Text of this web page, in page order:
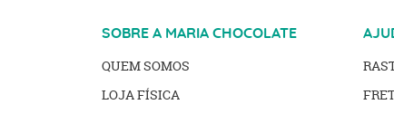
SOBRE A MARIA CHOCOLATE
QUEM SOMOS
LOJA FÍSICA